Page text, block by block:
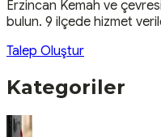
Erzincan Kemah ve
bulun. 9 ilçede hizmet
Talep Oluştur
Kategoriler